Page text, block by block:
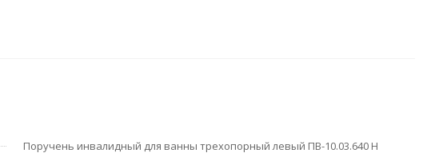
Поручень инвалидный для ванны трехопорный левый ПВ-10.03.640 Н